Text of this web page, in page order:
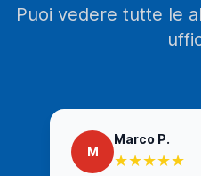
Puoi vedere tutte le
M
Marco P.
★★★★★